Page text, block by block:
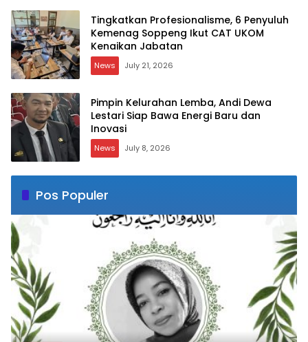
Tingkatkan Profesionalisme, 6 Penyuluh
Kemenag Soppeng Ikut CAT UKOM
Kenaikan Jabatan
News July 21, 2026
Pimpin Kelurahan Lemba, Andi Dewa
Lestari Siap Bawa Energi Baru dan
Inovasi
News July 8, 2026
Pos Populer